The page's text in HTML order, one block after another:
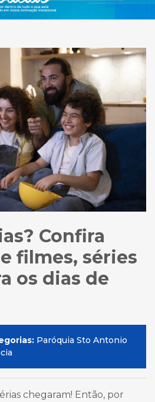
Confira
filmes, séries
os dias de
Paróquia Sto Antonio
chegaram! Então, por